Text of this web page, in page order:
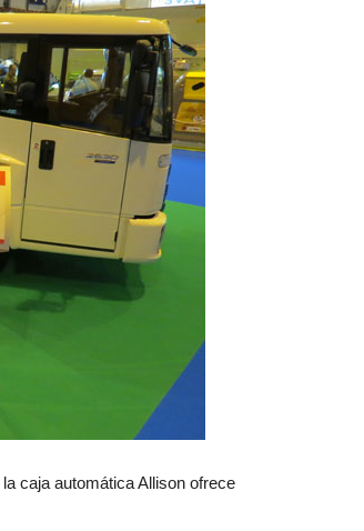
la caja automática Allison ofrece